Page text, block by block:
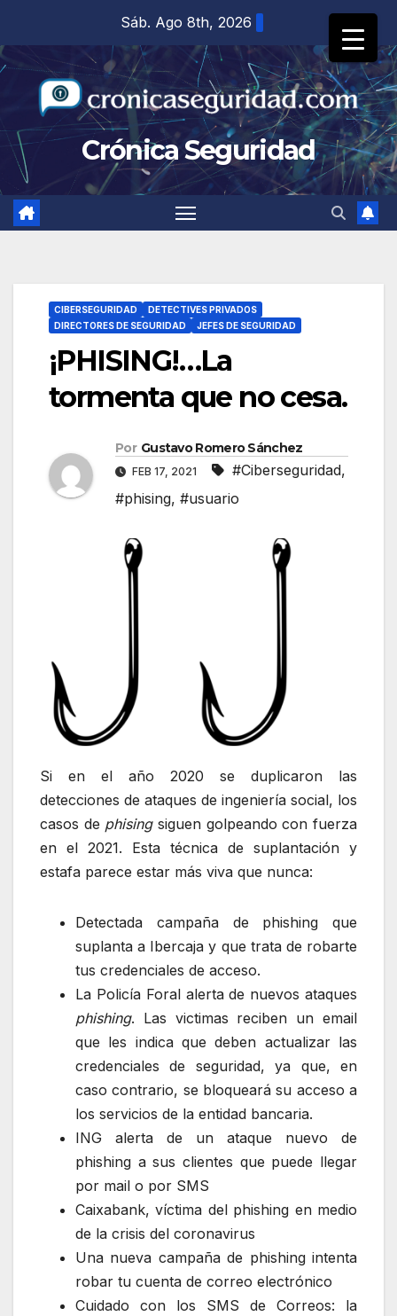
contenido
Sáb. Ago 8th, 2026
Crónica Seguridad
CIBERSEGURIDAD
DETECTIVES PRIVADOS
DIRECTORES DE SEGURIDAD
JEFES DE SEGURIDAD
¡PHISING!…La
tormenta que no cesa.
Por Gustavo Romero Sánchez
FEB 17, 2021 #Ciberseguridad,
#phising, #usuario
Si en el año 2020 se duplicaron las
detecciones de ataques de ingeniería social, los
casos de phisingsiguen golpeando con fuerza
en el 2021. Esta técnica de suplantación y
estafa parece estar más viva que nunca:
Detectada campaña de phishing que
suplanta a Ibercaja y que trata de robarte
tus credenciales de acceso.
La Policía Foral alerta de nuevos ataques
phishing. Las victimas reciben un email
que les indica que deben actualizar las
credenciales de seguridad, ya que, en
caso contrario, se bloqueará su acceso a
los servicios de la entidad bancaria.
ING alerta de un ataque nuevo de
phishing a sus clientes que puede llegar
por mail o por SMS
Caixabank, víctima del phishing en medio
de la crisis del coronavirus
Una nueva campaña de phishing intenta
robar tu cuenta de correo electrónico
Cuidado con los SMS de Correos: la